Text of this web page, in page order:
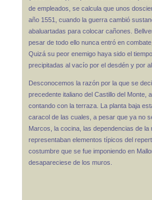
de empleados, se calcula que unos
año 1551, cuando la guerra cambió
abaluartadas para colocar cañones.
pesar de todo ello nunca entró en
Quizá su peor enemigo haya sido el
precipitadas al vacío por el desdén y por
Desconocemos la razón por la que se
precedente italiano del Castillo del Monte,
contando con la terraza. La planta baja
caracol de las cuales, a pesar que ya no
Marcos, la cocina, las dependencias de
representaban elementos típicos del
costumbre que se fue imponiendo en
desapareciese de los muros.